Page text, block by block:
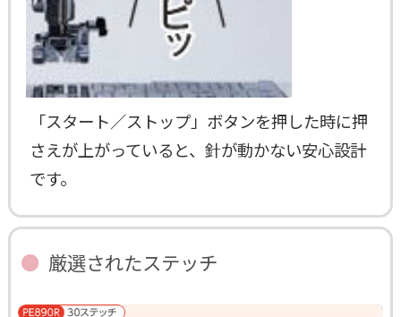
「スタート／ストップ」ボタンを押した時に押
さえが上がっていると、針が動かない安心設計
です。
厳選されたステッチ